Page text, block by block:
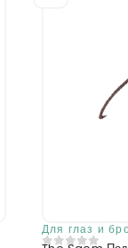
Для глаз и